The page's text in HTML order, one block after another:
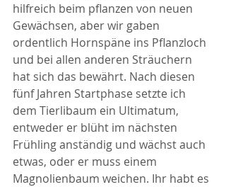
hilfreich beim pflanzen von neuen
Gewächsen, aber wir gaben
ordentlich Hornspäne ins Pflanzloch
und bei allen anderen Sträuchern
hat sich das bewährt. Nach diesen
fünf Jahren Startphase setzte ich
dem Tierlibaum ein Ultimatum,
entweder er blüht im nächsten
Frühling anständig und wächst auch
etwas, oder er muss einem
Magnolienbaum weichen. Ihr habt es